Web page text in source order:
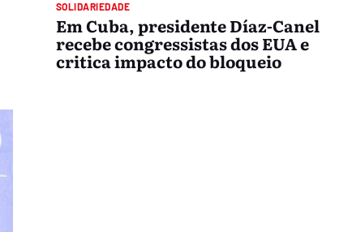
SOLIDARIEDADE
Em Cuba, presidente Díaz-Canel
recebe congressistas dos EUA e
critica impacto do bloqueio